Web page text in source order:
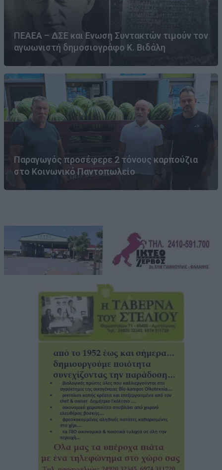
ΠΕΑΕΑ – ΔΣΕ και Ενωση Συντακτών τιμούν τον
αγωωνιστή δημοσιογράφο Κ. Βιδάλη
Παραγωγός προσέφερε 2 τόνους καρπούζια
στο Κοινωνικό Παντοπωλείο